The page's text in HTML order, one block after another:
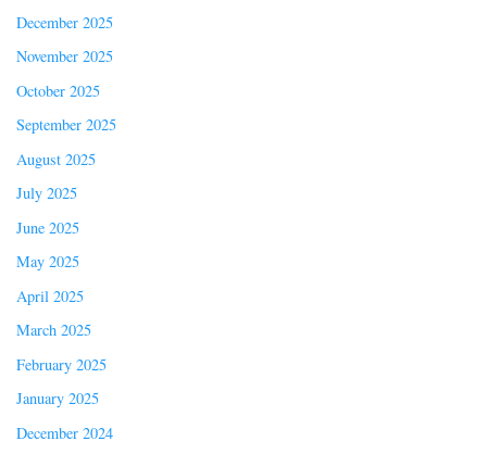
December 2025
November 2025
October 2025
September 2025
August 2025
July 2025
June 2025
May 2025
April 2025
March 2025
February 2025
January 2025
December 2024